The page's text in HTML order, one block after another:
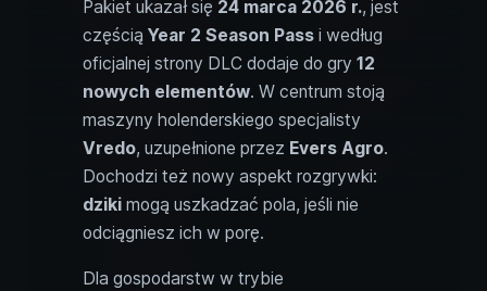
Pakiet ukazał się 24 marca 2026 r., jest
częścią Year 2 Season Pass i według
oficjalnej strony DLC dodaje do gry 12
nowych elementów. W centrum stoją
maszyny holenderskiego specjalisty
Vredo, uzupełnione przez Evers Agro.
Dochodzi też nowy aspekt rozgrywki:
dziki mogą uszkadzać pola, jeśli nie
odciągniesz ich w porę.
Dla gospodarstw w trybie